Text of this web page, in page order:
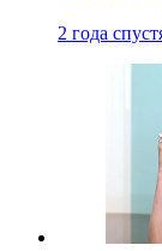
2 года